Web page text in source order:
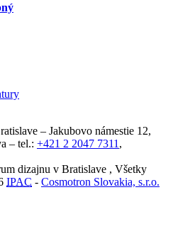
– Jakubovo námestie 12,
– tel.: +421 2 2047 7311 ,
dizajnu v Bratislave , Všetky
IPAC - Cosmotron Slovakia, s.r.o.